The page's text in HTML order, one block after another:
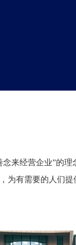
经营企业”的理
为有需要的人们